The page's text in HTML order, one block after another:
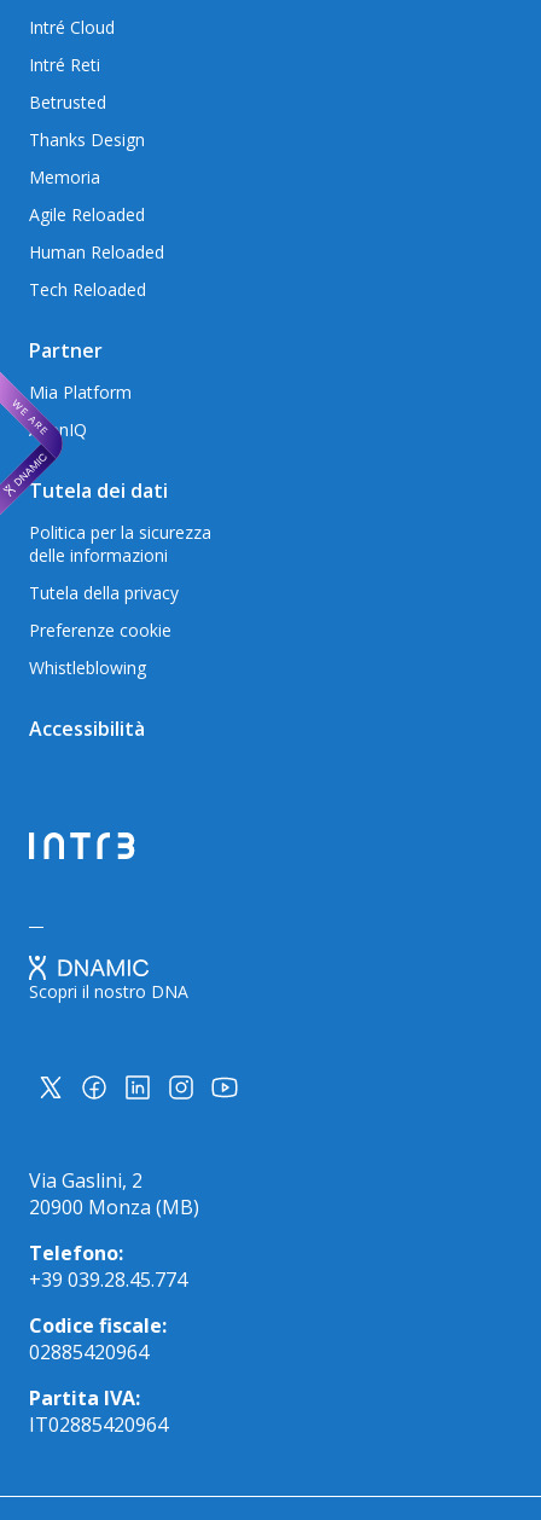
Intré Cloud
Intré Reti
Betrusted
Thanks Design
Memoria
Agile Reloaded
Human Reloaded
Tech Reloaded
Partner
Mia Platform
AxonIQ
Tutela dei dati
Politica per la sicurezza
delle informazioni
Tutela della privacy
Preferenze cookie
Whistleblowing
Accessibilità
Scopri il nostro DNA
Via Gaslini, 2
20900 Monza (MB)
Telefono:
+39 039.28.45.774
Codice fiscale:
02885420964
Partita IVA:
IT02885420964